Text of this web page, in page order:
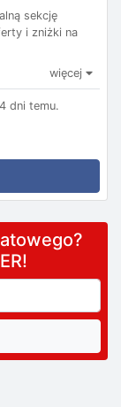
sekcję
i zniżki na
więcej
dni temu.